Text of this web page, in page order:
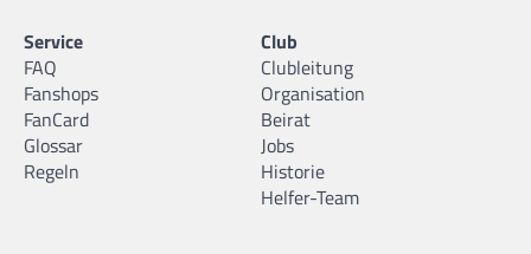
Service
FAQ
Fanshops
FanCard
Glossar
Regeln
Club
Clubleitung
Organisation
Beirat
Jobs
Historie
Helfer-Team